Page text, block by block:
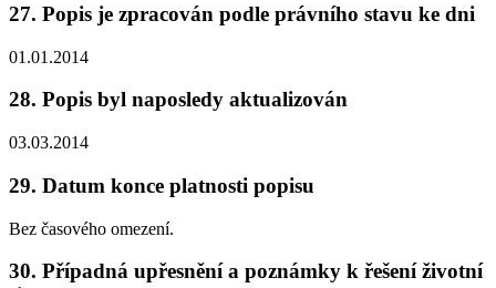
27. Popis je zpracován podle právního stavu ke dni
01.01.2014
28. Popis byl naposledy aktualizován
03.03.2014
29. Datum konce platnosti popisu
Bez časového omezení.
30. Případná upřesnění a poznámky k řešení životní